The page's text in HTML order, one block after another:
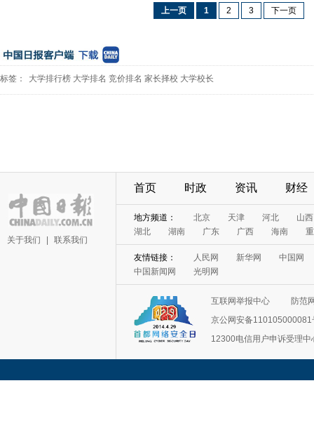
上一页 1 2 3 下一页
标签： 大学排行榜 大学排名 竞价排名 家长择校 大学校长
关于我们 联系我们
首页 时政 资讯 财经
地方频道： 北京 天津 河北
山西
湖北
湖南 广东 广西 海南
友情链接： 人民网 新华网
中国网
中国新闻网
光明网
互联网举报中心
防范
京公网安备110105000081
12300电信用户申诉受理中